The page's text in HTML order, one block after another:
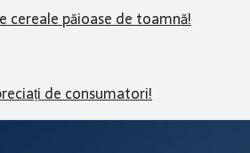
păioase de toamnă!
de consumatori!